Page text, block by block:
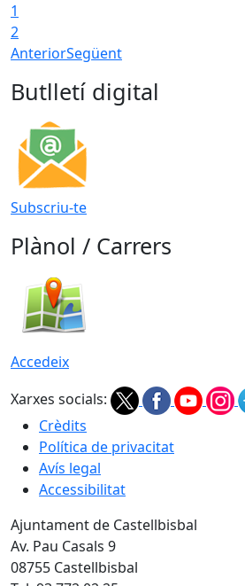
1
2
AnteriorSegüent
Butlletí digital
Subscriu-te
Plànol / Carrers
Accedeix
Xarxes socials:
Crèdits
Política de privacitat
Avís legal
Accessibilitat
Ajuntament de Castellbisbal
Av. Pau Casals 9
08755 Castellbisbal